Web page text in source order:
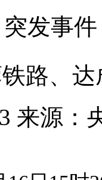
突发事件
路、
来源：